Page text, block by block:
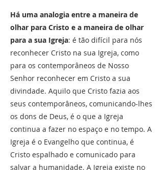
Há uma analogia entre a maneira de
olhar para Cristo e a maneira de olhar
para a sua Igreja: é tão difícil para nós
reconhecer Cristo na sua Igreja, como
para os contemporâneos de Nosso
Senhor reconhecer em Cristo a sua
divindade. Aquilo que Cristo fazia aos
seus contemporâneos, comunicando-lhes
os dons de Deus, é o que a Igreja
continua a fazer no espaço e no tempo. A
Igreja é o Evangelho que continua, é
Cristo espalhado e comunicado para
salvar a humanidade. A Igreja existe no